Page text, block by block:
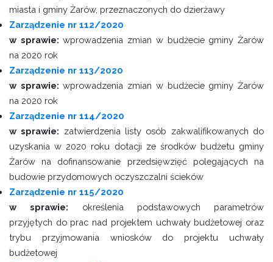
miasta i gminy Żarów, przeznaczonych do dzierżawy
Zarządzenie nr 112/2020
w sprawie:wprowadzenia zmian w budżecie gminy Żarów
na 2020 rok
Zarządzenie nr 113/2020
w sprawie: wprowadzenia zmian w budżecie gminy Żarów
na 2020 rok
Zarządzenie nr 114/2020
w sprawie: zatwierdzenia listy osób zakwalifikowanych do
uzyskania w 2020 roku dotacji ze środków budżetu gminy
Żarów na dofinansowanie przedsięwzięć polegających na
budowie przydomowych oczyszczalni ścieków
Zarządzenie nr 115/2020
w sprawie: określenia podstawowych parametrów
przyjętych do prac nad projektem uchwały budżetowej oraz
trybu przyjmowania wniosków do projektu uchwały
budżetowej